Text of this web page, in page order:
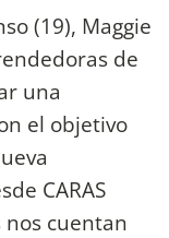
(19), Maggie
de
una
el objetivo
CARAS
cuentan